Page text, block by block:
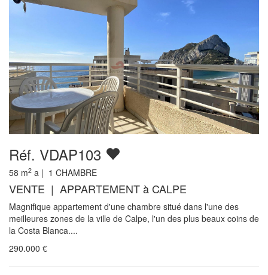
Réf. VDAP103
58 m2 a | 1 CHAMBRE
VENTE | APPARTEMENT à CALPE
Magnifique appartement d'une chambre situé dans l'une des
meilleures zones de la ville de Calpe, l'un des plus beaux coins de
la Costa Blanca....
290.000 €